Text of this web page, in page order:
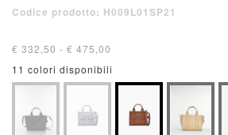
Codice prodotto: H009L01SP21
€ 332,50 - € 475,00
11 colori disponibili